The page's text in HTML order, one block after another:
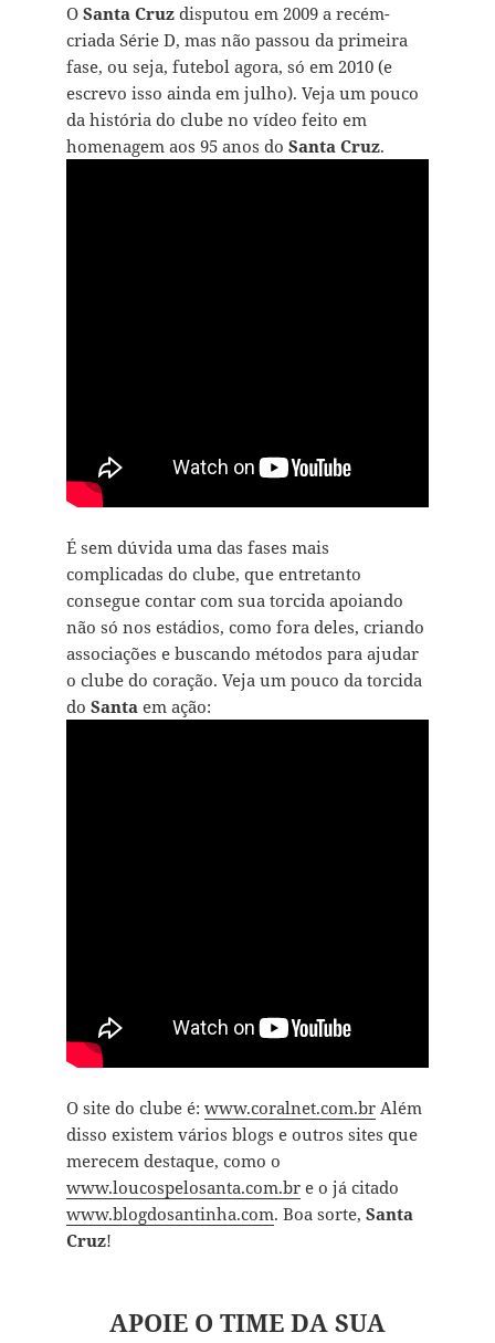
OSanta Cruz disputou em 2009 a recém-
criada Série D, mas não passou da primeira
fase, ou seja, futebol agora, só em 2010 (e
escrevo isso ainda em julho). Veja um pouco
da história do clube no vídeo feito em
homenagem aos 95 anos do Santa Cruz.
É sem dúvida uma das fases mais
complicadas do clube, que entretanto
consegue contar com sua torcida apoiando
não só nos estádios, como fora deles, criando
associações e buscando métodos para ajudar
o clube do coração. Veja um pouco da torcida
do Santa em ação:
O site do clube é: www.coralnet.com.brAlém
disso existem vários blogs e outros sites que
merecem destaque, como o
www.loucospelosanta.com.bre o já citado
www.blogdosantinha.com. Boa sorte, Santa
Cruz!
APOIE O TIME DA SUA